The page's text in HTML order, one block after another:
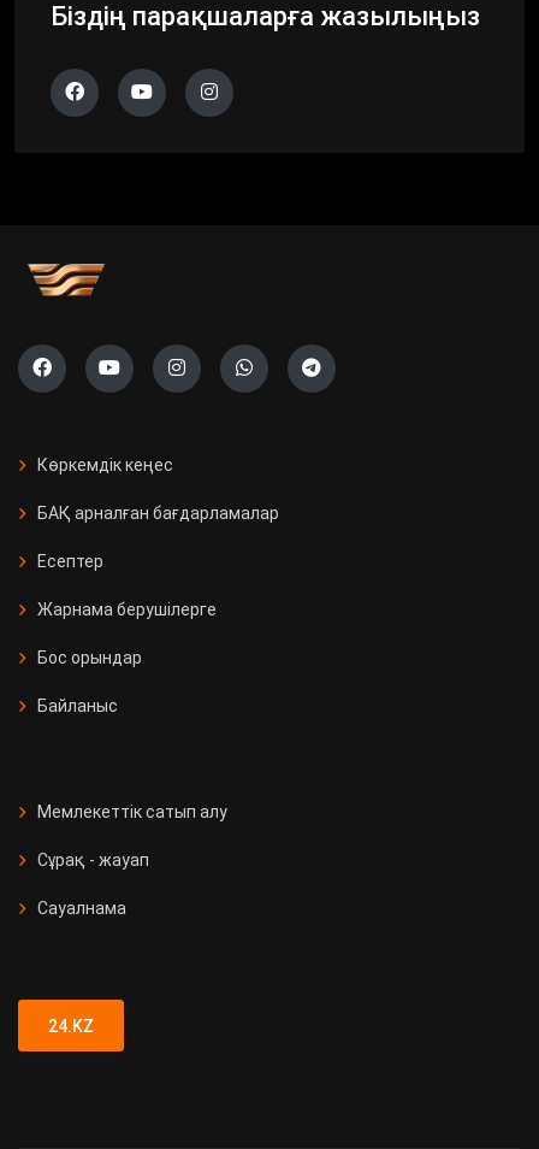
Біздің парақшаларға жазылыңыз
Көркемдік кеңес
БАҚ арналған бағдарламалар
Есептер
Жарнама берушілерге
Бос орындар
Байланыс
Мемлекеттік сатып алу
Сұрақ - жауап
Сауалнама
24.KZ